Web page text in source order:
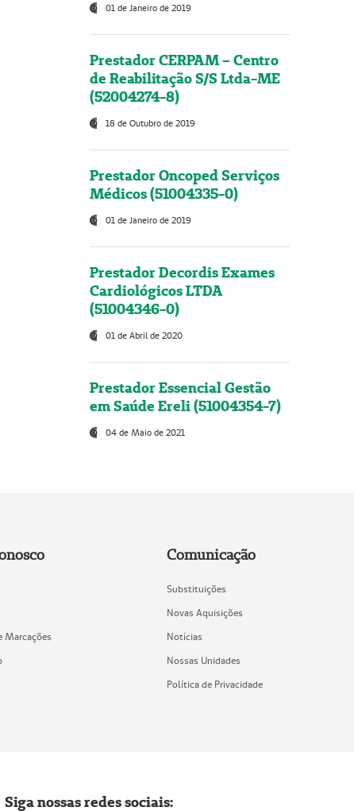
01 de Janeiro de 2019
Prestador CERPAM – Centro
de Reabilitação S/S Ltda-ME
(52004274-8)
18 de Outubro de 2019
Prestador Oncoped Serviços
Médicos (51004335-0)
01 de Janeiro de 2019
Prestador Decordis Exames
Cardiológicos LTDA
(51004346-0)
01 de Abril de 2020
Prestador Essencial Gestão
em Saúde Ereli (51004354-7)
04 de Maio de 2021
Marcações
Comunicação
Substituições
Novas Aquisições
Notícias
Nossas Unidades
Política de Privacidade
Siga nossas redes sociais: